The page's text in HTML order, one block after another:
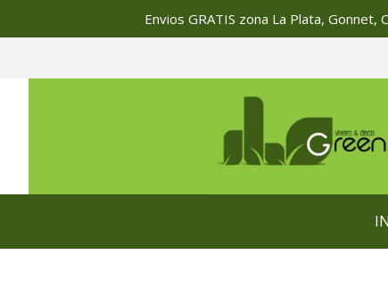
Envios GRATIS zona La Plata,